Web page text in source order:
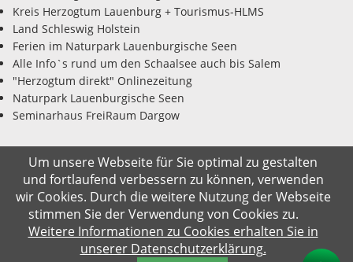
Kreis Herzogtum Lauenburg + Tourismus-HLMS
Land Schleswig Holstein
Ferien im Naturpark Lauenburgische Seen
Alle Info`s rund um den Schaalsee auch bis Salem
"Herzogtum direkt" Onlinezeitung
Naturpark Lauenburgische Seen
Seminarhaus FreiRaum Dargow
© Gemeinde Salem-Dargow 10.08.2026
Impressum Datenschutz Kontakt Suche
Um unsere Webseite für Sie optimal zu gestalten
und fortlaufend verbessern zu können, verwenden
wir Cookies. Durch die weitere Nutzung der Webseite
stimmen Sie der Verwendung von Cookies zu.
Weitere Informationen zu Cookies erhalten Sie in
unserer Datenschutzerklärung.